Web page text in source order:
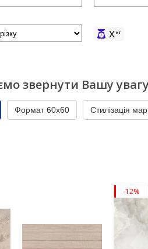
Xкг
звернути Вашу
Формат 60x60 Стилізація
-12%